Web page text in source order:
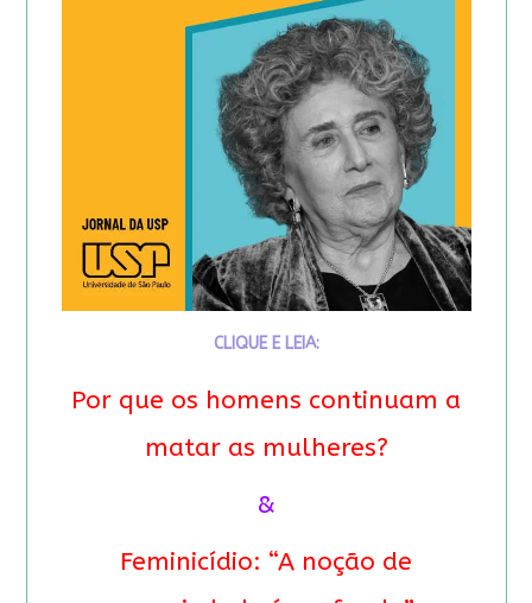
CLIQUE E LEIA:
Por que os homens continuam a
matar as mulheres?
&
Feminicídio: “A noção de